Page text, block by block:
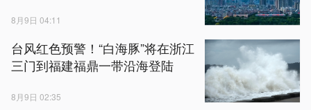
8月9日 04:11
台风红色预警！“白海豚”将在浙江
三门到福建福鼎一带沿海登陆
8月9日 02:35